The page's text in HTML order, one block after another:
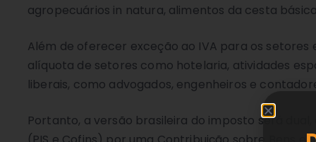
agropecuários in natura, alimentos da cesta
Além de oferecer exceção ao IVA para os
alíquota de setores como hotelaria, atividades
liberais, como advogados, engenheiros e
Portanto, a versão brasileira do imposto será